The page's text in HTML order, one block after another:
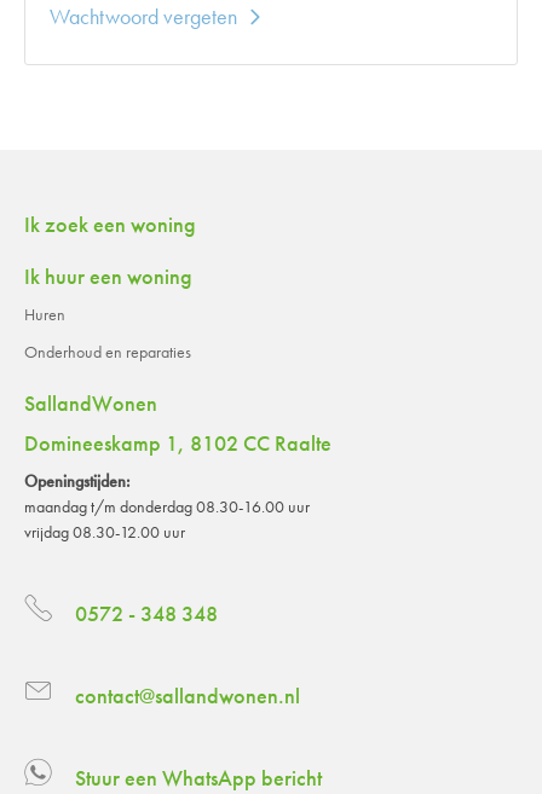
Wachtwoord vergeten
Contactinformatie
Ik zoek een woning
Ik huur een woning
Huren
Onderhoud en reparaties
SallandWonen
Domineeskamp 1, 8102 CC Raalte
Openingstijden:
maandag t/m donderdag 08.30-16.00 uur
vrijdag 08.30-12.00 uur
0572 - 348 348
contact@sallandwonen.nl
Stuur een WhatsApp bericht